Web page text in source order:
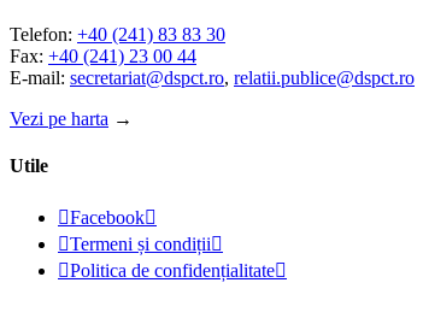
Telefon: +40 (241) 83 83 30
Fax: +40 (241) 23 00 44
E-mail: secretariat@dspct.ro, relatii.publice@dspct.ro
Vezi pe harta →
Utile
Facebook
Termeni și condiții
Politica de confidențialitate